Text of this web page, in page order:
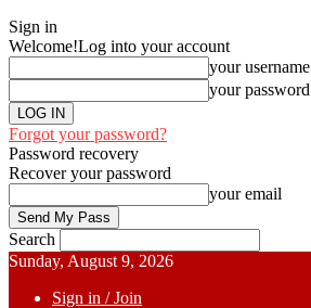
Sign in
Welcome!Log into your account
your username
your password
Forgot your password?
Password recovery
Recover your password
your email
Search
Sunday, August 9, 2026
Sign in / Join